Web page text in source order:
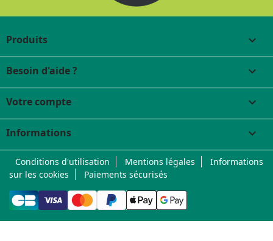
Produits 
Besoin d'aide ? 
Votre compte 
Informations keyboard_arrow_down
Conditions d'utilisation Mentions légales
Informations
sur les cookies
Paiements sécurisés